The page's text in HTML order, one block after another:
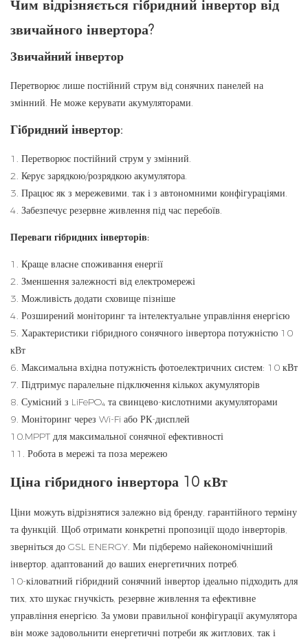
Чим відрізняється гібридний інвертор від
звичайного інвертора?
Звичайний інвертор
Перетворює лише постійний струм від сонячних панелей на
змінний. Не може керувати акумуляторами.
Гібридний інвертор:
1. Перетворює постійний струм у змінний.
2. Керує зарядкою/розрядкою акумулятора.
3. Працює як з мережевими, так і з автономними конфігураціями.
4. Забезпечує резервне живлення під час перебоїв.
Переваги гібридних інверторів:
1. Краще власне споживання енергії
2. Зменшення залежності від електромережі
3. Можливість додати сховище пізніше
4. Розширений моніторинг та інтелектуальне управління енергією
5. Характеристики гібридного сонячного інвертора потужністю 10
кВт
6. Максимальна вхідна потужність фотоелектричних систем: 10 кВт
7. Підтримує паралельне підключення кількох акумуляторів
8. Сумісний з LiFePO₄ та свинцево-кислотними акумуляторами
9. Моніторинг через Wi-Fi або РК-дисплей
10.MPPT для максимальної сонячної ефективності
11. Робота в мережі та поза мережею
Ціна гібридного інвертора 10 кВт
Ціни можуть відрізнятися залежно від бренду, гарантійного терміну
та функцій. Щоб отримати конкретні пропозиції щодо інверторів,
зверніться до GSL ENERGY. Ми підберемо найекономічніший
інвертор, адаптований до ваших енергетичних потреб.
10-кіловатний гібридний сонячний інвертор ідеально підходить для
тих, хто шукає гнучкість, резервне живлення та ефективне
управління енергією. За умови правильної конфігурації акумулятора
він може задовольнити енергетичні потреби як житлових, так і